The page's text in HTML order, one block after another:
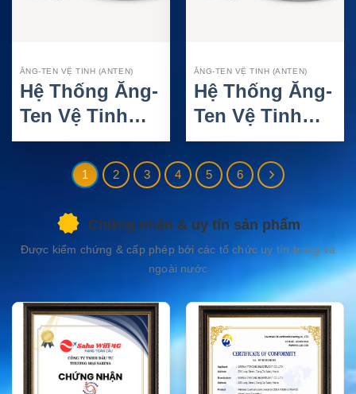
ĂNG-TEN VỆ TINH (ANTEN)
Hệ Thống Ăng-
Ten Vệ Tinh
Intellian v60E –
VSAT Ku-Band
Hàng Hải 65cm
ĂNG-TEN VỆ TINH (ANTEN)
Hệ Thống Ăng-
Ten Vệ Tinh
Intellian v60Ka
2 – VSAT Ka-
Band Hàng Hải
65cm
1 2 3 4 5 6
Chứng nhận & uy tín sản phẩm
Được kiểm chứng & cấp phép bởi các tổ chức uy tín trong và
ngoài nước